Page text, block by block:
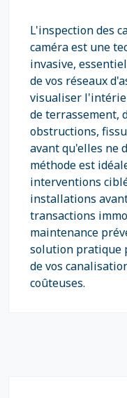
L'inspection des
caméra est une
invasive,
de vos réseaux
visualiser
de terrassement,
obstructions,
avant qu'elles ne
méthode est
interventions
installations
transactions
maintenance
solution pratique
de vos
coûteuses.